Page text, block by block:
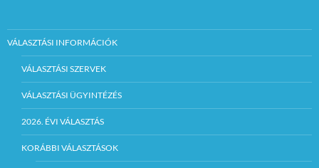
VÁLASZTÁSI INFORMÁCIÓK
VÁLASZTÁSI SZERVEK
VÁLASZTÁSI ÜGYINTÉZÉS
2026. ÉVI VÁLASZTÁS
KORÁBBI VÁLASZTÁSOK